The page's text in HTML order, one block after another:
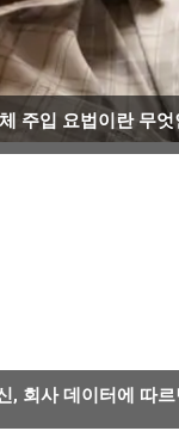
주입 요법이란 무엇
, 회사 데이터에 따